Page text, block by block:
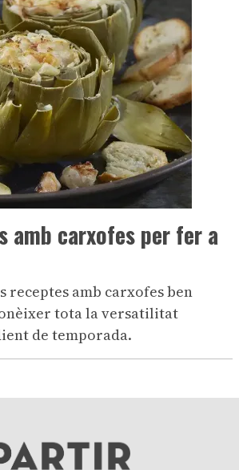
amb carxofes per fer a
receptes amb carxofes ben
tota la versatilitat
de temporada.